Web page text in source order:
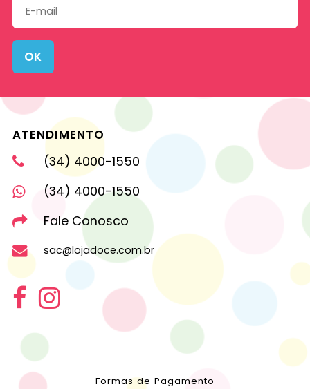
OK
ATENDIMENTO
(34) 4000-1550
(34) 4000-1550
Fale Conosco
sac@lojadoce.com.br
Formas de Pagamento